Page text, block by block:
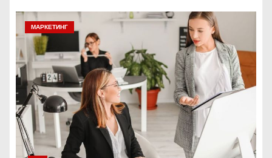
МАРКЕТИНГ